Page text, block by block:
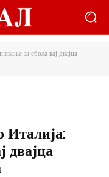
за ебола кај двајца
Италија:
двајца